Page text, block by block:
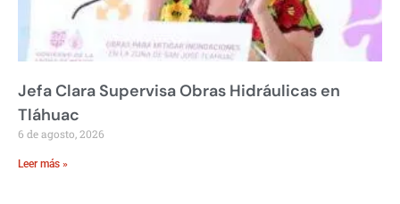
Jefa Clara Supervisa Obras Hidráulicas en
Tláhuac
6 de agosto, 2026
Leer más »